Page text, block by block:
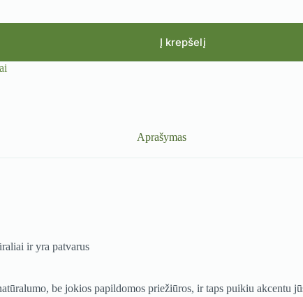
Į krepšelį
Aprašymas
ir yra patvarus
be jokios papildomos priežiūros, ir taps puikiu akcentu